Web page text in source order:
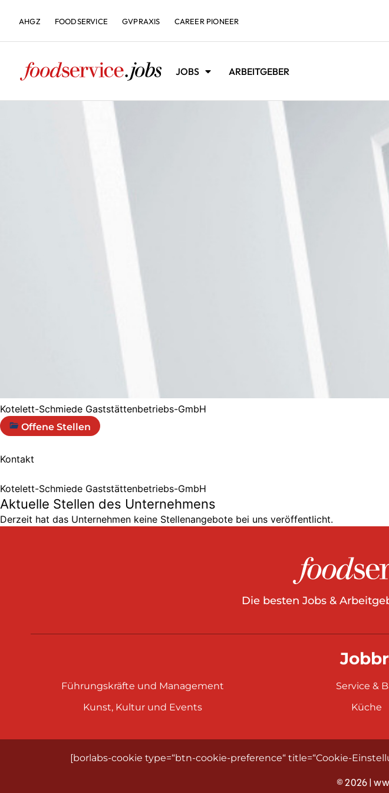
AHGZ FOODSERVICE GVPRAXIS CAREER PIONEER
JOBS ARBEITGEBER
Kotelett-Schmiede Gaststättenbetriebs-GmbH
Offene Stellen
Kontakt
Kotelett-Schmiede Gaststättenbetriebs-GmbH
Aktuelle Stellen des Unternehmens
Derzeit hat das Unternehmen keine Stellenangebote bei uns veröffentlicht.
Die besten Jobs &
Führungskräfte und Management
Kunst, Kultur und Events
Service &
Küche
[borlabs-cookie type=“btn-cookie-preference“ title=“Cookie-
© 2026 |